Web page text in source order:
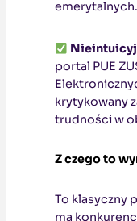
emerytalnych.
portal PUE
krytykowany
trudności w
Z czego to
To klasyczny
ma